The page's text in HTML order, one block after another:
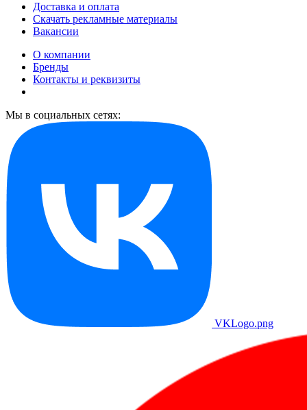
Доставка и оплата
Скачать рекламные материалы
Вакансии
О компании
Бренды
Контакты и реквизиты
Мы в социальных сетях:
VKLogo.png